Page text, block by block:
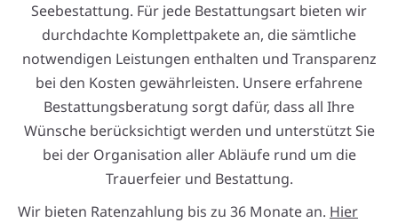
Seebestattung. Für jede Bestattungsart bieten wir
durchdachte Komplettpakete an, die sämtliche
notwendigen Leistungen enthalten und Transparenz
bei den Kosten gewährleisten. Unsere erfahrene
Bestattungsberatung sorgt dafür, dass all Ihre
Wünsche berücksichtigt werden und unterstützt Sie
bei der Organisation aller Abläufe rund um die
Trauerfeier und Bestattung.
Wir bieten Ratenzahlung bis zu 36 Monate an. Hier